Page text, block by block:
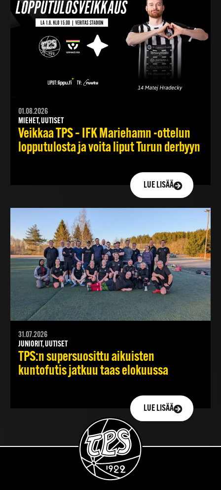
01.08.2026
MIEHET, UUTISET
Veikkaa TPS – IFK Mariehamn -ottelun
lopputulosta ja voita liput Turun derbyyn
LUE LISÄÄ
31.07.2026
JUNIORIT, UUTISET
TPS:n supersuosittu aikuisten
kuntofutis jatkuu taas elokuussa
LUE LISÄÄ